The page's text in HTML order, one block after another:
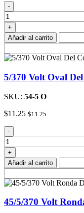
50/5/370
Volt
Ronda
De
Condensadores
-
+
Añadir al carrito
5/370 Volt Oval
SKU: 54-5 O
$11.25 $11.25
5/370
Volt
Oval
Del
Condensador
-
+
Añadir al carrito
45/5/370 Volt